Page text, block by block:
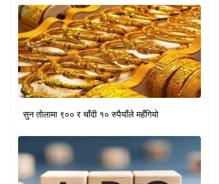
सुन तोलामा ९०० र चाँदी १० रुपैयाँले महँगियो